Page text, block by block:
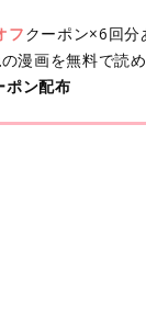
フクーポン×6回
の漫画を無料で読
ポン配布